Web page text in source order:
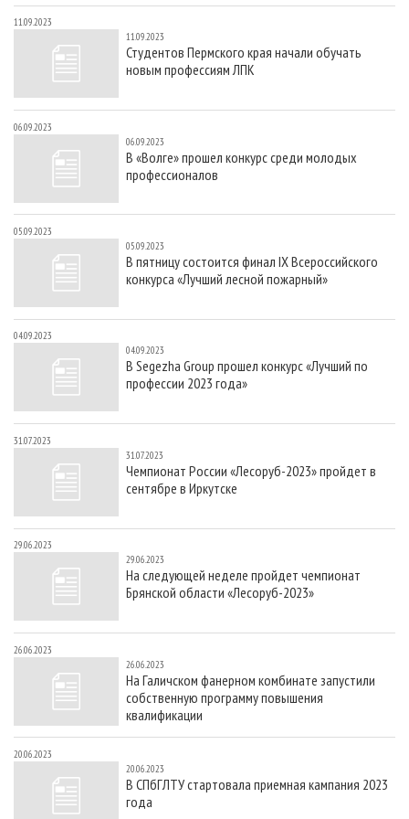
11.09.2023
11.09.2023
Студентов Пермского края начали обучать
новым профессиям ЛПК
06.09.2023
06.09.2023
В «Волге» прошел конкурс среди молодых
профессионалов
05.09.2023
05.09.2023
В пятницу состоится финал IX Всероссийского
конкурса «Лучший лесной пожарный»
04.09.2023
04.09.2023
В Segezha Group прошел конкурс «Лучший по
профессии 2023 года»
31.07.2023
31.07.2023
Чемпионат России «Лесоруб-2023» пройдет в
сентябре в Иркутске
29.06.2023
29.06.2023
На следующей неделе пройдет чемпионат
Брянской области «Лесоруб-2023»
26.06.2023
26.06.2023
На Галичском фанерном комбинате запустили
собственную программу повышения
квалификации
20.06.2023
20.06.2023
В CПбГЛТУ стартовала приемная кампания 2023
года